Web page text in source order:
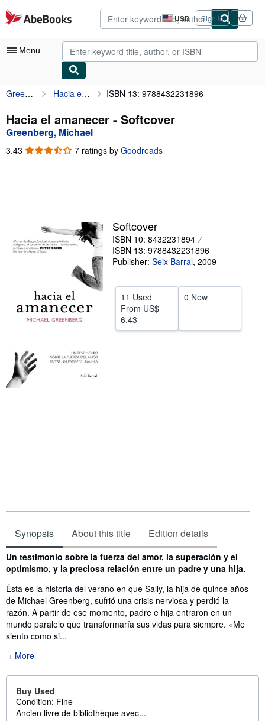
Skip to main content
AbeBooks.com USD
Site
shopping
preferences
Sign in
Menu
My Account
My Purchases
Advanced Search
Browse Collections
Sellers
CLOSE
Greenberg, Michael Hacia el amanecer ISBN 13: 9788432231896
Hacia el amanecer - Softcover
Greenberg, Michael
3.43 3.43
7 ratings by Goodreads
Softcover
ISBN 10: 8432231894
ISBN 13: 9788432231896
Publisher: Seix Barral, 2009
11 Used
From US$
6.43
0 New
Synopsis About this title Edition details
Synopsis
Un testimonio sobre la fuerza del amor, la superación y el
optimismo, y la preciosa relación entre un padre y una hija.
Ésta es la historia del verano en que Sally, la hija de quince años
de Michael Greenberg, sufrió una crisis nerviosa y perdió la
razón. A partir de ese momento, padre e hija entraron en un
mundo paralelo que transformaría sus vidas para siempre. «Me
siento como si...
More
Buy Used
Condition: Fine
Ancien livre de bibliothèque avec...